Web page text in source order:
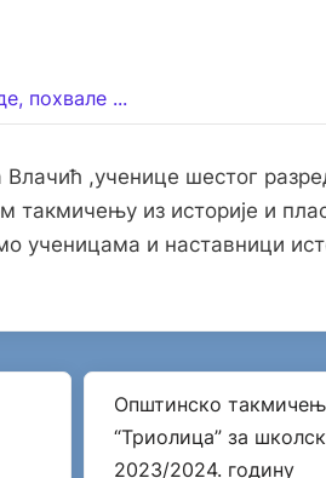
похвале ...
,ученице шестог
такмичењу из историје и
ученицама и наставници
Next
Post:
Општинско
“Триолица” за
2023/2024. годину